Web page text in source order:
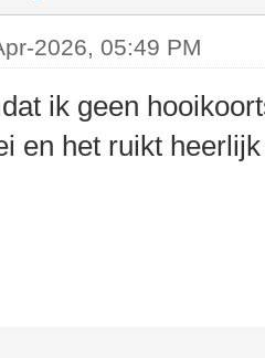
2026, 05:49 PM
ik geen
en het ruikt heerlijk